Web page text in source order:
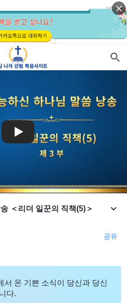
＜리더 일꾼의 직책(5)＞
공유
서 온 기쁜 소식이 당신과 당신
다.